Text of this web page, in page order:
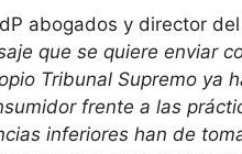
abogados y director
que se quiere enviar
Tribunal Supremo ya
frente a las
inferiores han de